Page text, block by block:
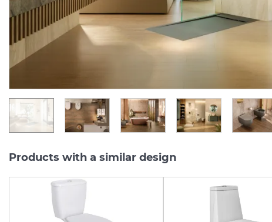
Series:
ACRO COMPACT
Quantity of goods is
limited
15 436. 40
Series:
ACRO COMPACT
On order
9 116.
Products with a similar design